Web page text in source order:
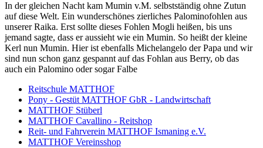
In der gleichen Nacht kam Mumin v.M. selbstständig ohne Zutun
auf diese Welt. Ein wunderschönes zierliches Palominofohlen aus
unserer Raika. Erst sollte dieses Fohlen Mogli heißen, bis uns
jemand sagte, dass er aussieht wie ein Mumin. So heißt der kleine
Kerl nun Mumin. Hier ist ebenfalls Michelangelo der Papa und wir
sind nun schon ganz gespannt auf das Fohlan aus Berry, ob das
auch ein Palomino oder sogar Falbe
Reitschule MATTHOF
Pony - Gestüt MATTHOF GbR - Landwirtschaft
MATTHOF Stüberl
MATTHOF Cavallino - Reitshop
Reit- und Fahrverein MATTHOF Ismaning e.V.
MATTHOF Vereinsshop